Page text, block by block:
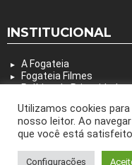
INSTITUCIONAL
A Fogateia
Fogateia Filmes
Política de Privacidade
© 2026 by bring
Utilizamos cookies
nosso leitor. Ao
que você está
Configurações